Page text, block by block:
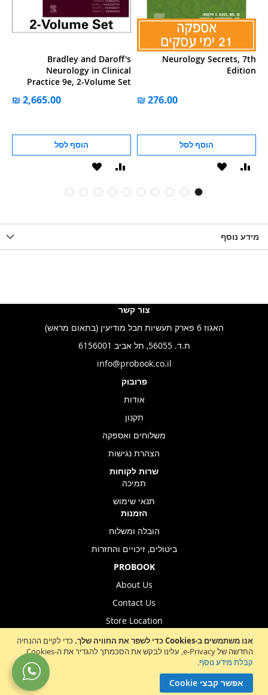
אנו משתמשים ב-Cookies כדי לשפר את החוויה שלך.
כדי לקיים ההנחיה
החדשה של e-Privacy, עלינו לבקש את הסכמתך להגדיר את ה-Cookies.
קבלת מידע נוסף.
אפשר קבצי Cookie
Bradley and Daroff's
Neurology in Clinical
Practice 9e, 2-Volume Set
הוסף לסל
הוסף
להשוואה
Neurology Secrets, 7th
Edition
הוסף לסל
הוסף
מידע נוסף
Sign
Up
הרשמה לניוזלטר
צור קשר
האגוז 6 פארק תעשיות חבל מודיעין (בתאום מראש)
ת.ד. 56055, תל אביב 6156001
info@probook.co.il
פרובוק
אודות
תקנון
משלוחים ואספקה
הצהרת נגישות
שרות לקוחות
תמיכה
תנאי שימוש
הזמנות
הובלה ומשלוח
ביטולים, זיכויים והחזרות
PROBOOK
About Us
Contact Us
Store Location